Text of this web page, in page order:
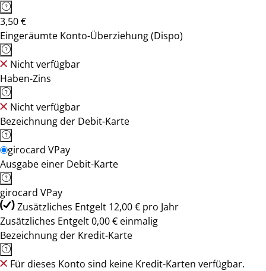
3,50 €
Eingeräumte Konto-Überziehung (Dispo)
Nicht verfügbar
Haben-Zins
Nicht verfügbar
Bezeichnung der Debit-Karte
girocard VPay
Ausgabe einer Debit-Karte
girocard VPay
Zusätzliches Entgelt 12,00 € pro Jahr
Zusätzliches Entgelt 0,00 € einmalig
Bezeichnung der Kredit-Karte
Für dieses Konto sind keine Kredit-Karten verfügbar.